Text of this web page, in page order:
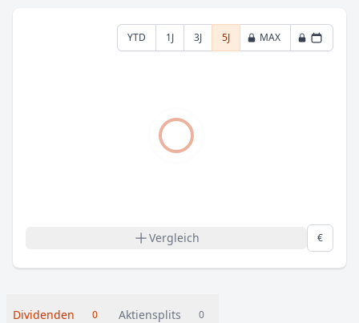
YTD 1J 3J 5J MAX
Vergleich €
Dividenden 0 Aktiensplits 0